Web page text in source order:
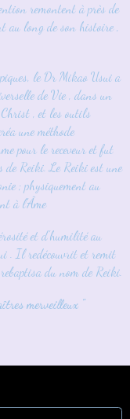
remontent à près de
au long de son histoire ,
le Dr Mikao Usui a
de Vie , dans un
, et les outils
une méthode
pour le receveur et fut
Reiki. Le Reiki est une
; physiquement au
à l'Âme
et d'humilité au
. Il redécouvrit et remit
du nom de Reiki.
merveilleux "